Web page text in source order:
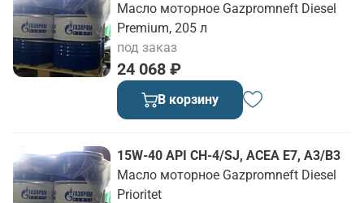
Масло моторное Gazpromneft Diesel
Premium, 205 л
24 068 ₽
под заказ
В корзину
15W-40 API CH-4/SJ, ACEA E7, A3/B3
Масло моторное Gazpromneft Diesel
Prioritet